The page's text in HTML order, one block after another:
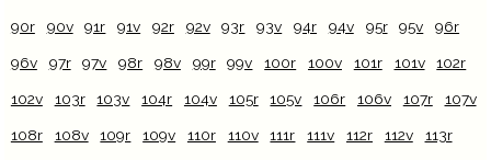
90r 90v 91r 91v 92r 92v 93r 93v 94r 94v 95r 95v 96r
96v 97r 97v 98r 98v 99r 99v 100r 100v 101r 101v 102r
102v 103r 103v 104r 104v 105r 105v 106r 106v 107r 107v
108r 108v 109r 109v 110r 110v 111r 111v 112r 112v 113r